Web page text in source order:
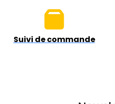
Suivi de commande